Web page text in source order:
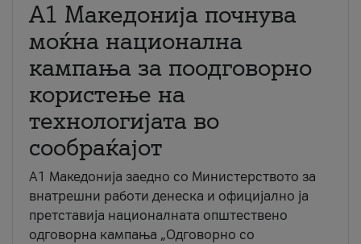
A1 Македонија почнува
моќна национална
кампања за поодговорно
користење на
технологијата во
сообраќајот
A1 Македонија заедно со Министерството за
внатрешни работи денеска и официјално ја
претставија националната општествено
одговорна кампања „Одговорно со